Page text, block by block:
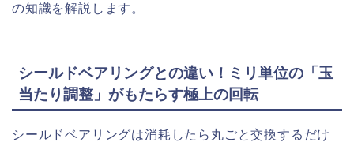
の知識を解説します。
シールドベアリングとの違い！ミリ単位の「玉
当たり調整」がもたらす極上の回転
シールドベアリングは消耗したら丸ごと交換するだけ